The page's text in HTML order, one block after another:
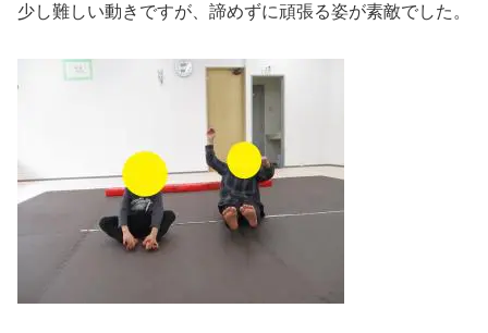
少し難しい動きですが、諦めずに頑張る姿が素敵でした。